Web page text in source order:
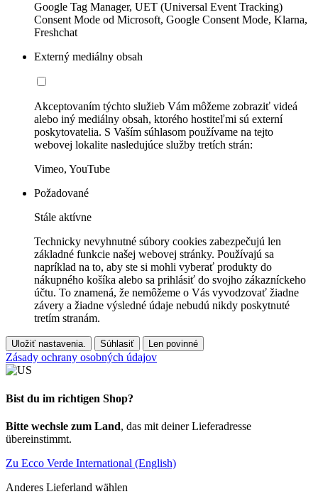
Google Tag Manager, UET (Universal Event Tracking)
Consent Mode od Microsoft, Google Consent Mode, Klarna,
Freshchat
Externý mediálny obsah
Akceptovaním týchto služieb Vám môžeme zobraziť videá
alebo iný mediálny obsah, ktorého hostiteľmi sú externí
poskytovatelia. S Vaším súhlasom používame na tejto
webovej lokalite nasledujúce služby tretích strán:
Vimeo, YouTube
Požadované
Stále aktívne
Technicky nevyhnutné súbory cookies zabezpečujú len
základné funkcie našej webovej stránky. Používajú sa
napríklad na to, aby ste si mohli vyberať produkty do
nákupného košíka alebo sa prihlásiť do svojho zákazníckeho
účtu. To znamená, že nemôžeme o Vás vyvodzovať žiadne
závery a žiadne výsledné údaje nebudú nikdy poskytnuté
tretím stranám.
Uložiť nastavenia. Súhlasiť Len povinné
Zásady ochrany osobných údajov
Bist du im richtigen Shop?
Bitte wechsle zum Land, das mit deiner Lieferadresse
übereinstimmt.
Zu Ecco Verde International (English)
Anderes Lieferland wählen